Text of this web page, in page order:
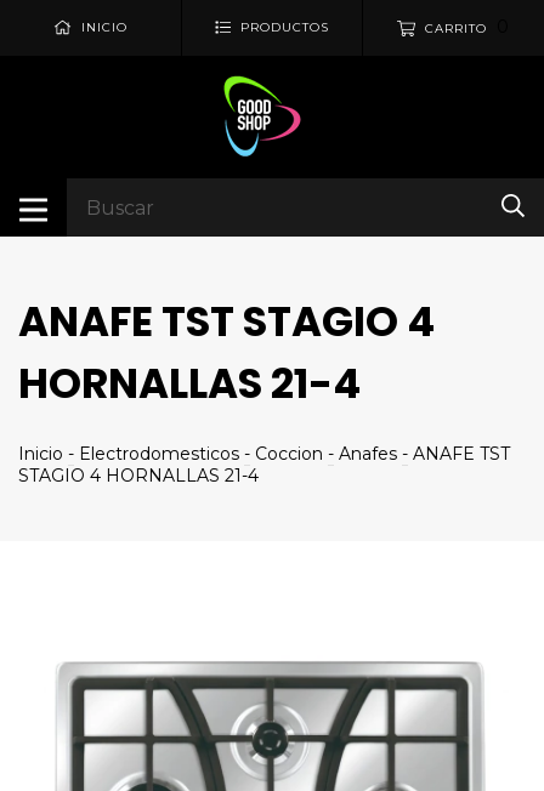
INICIO PRODUCTOS CARRITO
ANAFE TST STAGIO 4
HORNALLAS 21-4
Inicio - Electrodomesticos - Coccion - Anafes - ANAFE TST
STAGIO 4 HORNALLAS 21-4